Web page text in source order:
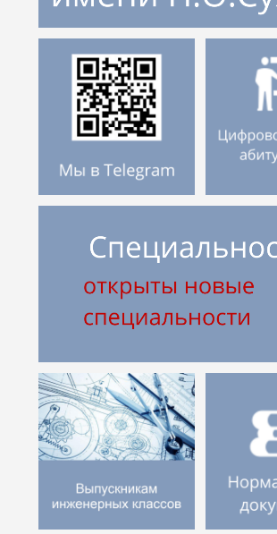
Зачисление без вступительных испытаний
Родителям абитуриентов
Часто задаваемые вопросы
Факультет довузовской подготовки
Централизованное тестирование
Репетиционное тестирование
Профориентанционные мероприятия 2023/